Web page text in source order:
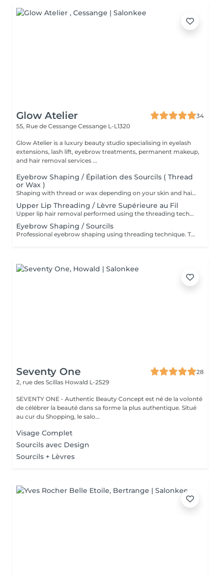
Glow Atelier
34
55, Rue de Cessange Cessange L-L1320
Glow Atelier is a luxury beauty studio specialising in eyelash
extensions, lash lift, eyebrow treatments, permanent makeup,
and hair removal services ...
Eyebrow Shaping / Épilation des Sourcils ( Thread
or Wax )
Shaping with thread or wax depending on your skin and hair type. * Restructuration des sourcils au fil ou à la cire selon votre peau et votre pilosité
Upper Lip Threading / Lèvre Supérieure au Fil
Upper lip hair removal performed using the threading technique for precise and gentle results. Ideal for sensitive skin and facial hair removal. Épilation de la lèvre supérieure réalisée à l'aide de la technique au fil pour un résultat précis et en douceur. Idéale pour les peaux sensibles et l'épilation du visage
Eyebrow Shaping / Sourcils
Professional eyebrow shaping using threading technique. The skin is cleansed before the procedure, and a soothing regenerative cream is applied afterwards. Restructuration professionnelle des sourcils au fil. La peau est nettoyée avant la procédure et une crème apaisante et régénérante est appliquée après le soin
Seventy One
28
2, rue des Scillas Howald L-2529
SEVENTY ONE - Authentic Beauty Concept est né de la volonté
de célébrer la beauté dans sa forme la plus authentique. Situé
au cur du Shopping, le salo...
Visage Complet
Sourcils avec Design
Sourcils + Lèvres